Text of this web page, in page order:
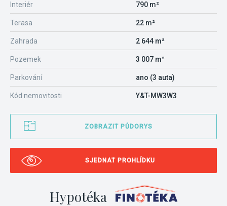
Interiér 790 m²
Terasa 22 m²
Zahrada 2 644 m²
Pozemek 3 007 m²
Parkování ano (3 auta)
Kód nemovitosti Y&T-MW3W3
ZOBRAZIT PŮDORYS
SJEDNAT PROHLÍDKU
Hypotéka